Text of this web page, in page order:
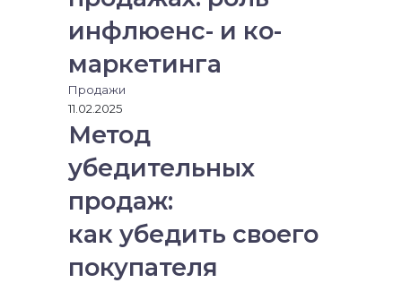
инфлюенс- и ко-
маркетинга
Продажи
11.02.2025
Метод
убедительных
продаж:
как убедить своего
покупателя